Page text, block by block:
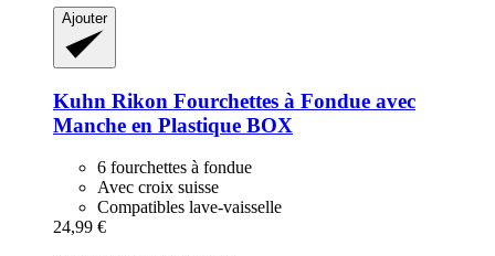
Ajouter
Kuhn Rikon Fourchettes à Fondue avec
Manche en Plastique BOX
6 fourchettes à fondue
Avec croix suisse
Compatibles lave-vaisselle
24,99 €